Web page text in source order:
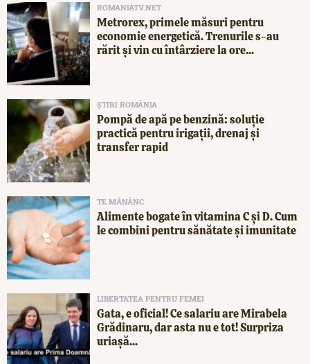
ROMANIATV.NET
Metrorex, primele măsuri pentru
economie energetică. Trenurile s-au
rărit și vin cu întârziere la ore...
ȘTIRI ROMÂNIA
Pompă de apă pe benzină: soluție
practică pentru irigații, drenaj și
transfer rapid
TE MĂNÂNC
Alimente bogate în vitamina C și D. Cum
le combini pentru sănătate și imunitate
LIBERTATEA PENTRU FEMEI
Gata, e oficial! Ce salariu are Mirabela
Grădinaru, dar asta nu e tot! Surpriza
uriașă...